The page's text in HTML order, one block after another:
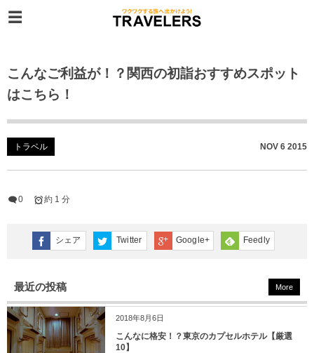
こんなご利益が！？関西の初詣おすすめスポット
はこちら！
トラベル NOV 6 2015
0 約 1 分
シェア Twitter Google+ Feedly
最近の投稿
2018年8月6日
こんなに格安！？東京のカプセルホテル【厳選
10】
More